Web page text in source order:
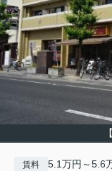
賃料 5.1万円～5.6